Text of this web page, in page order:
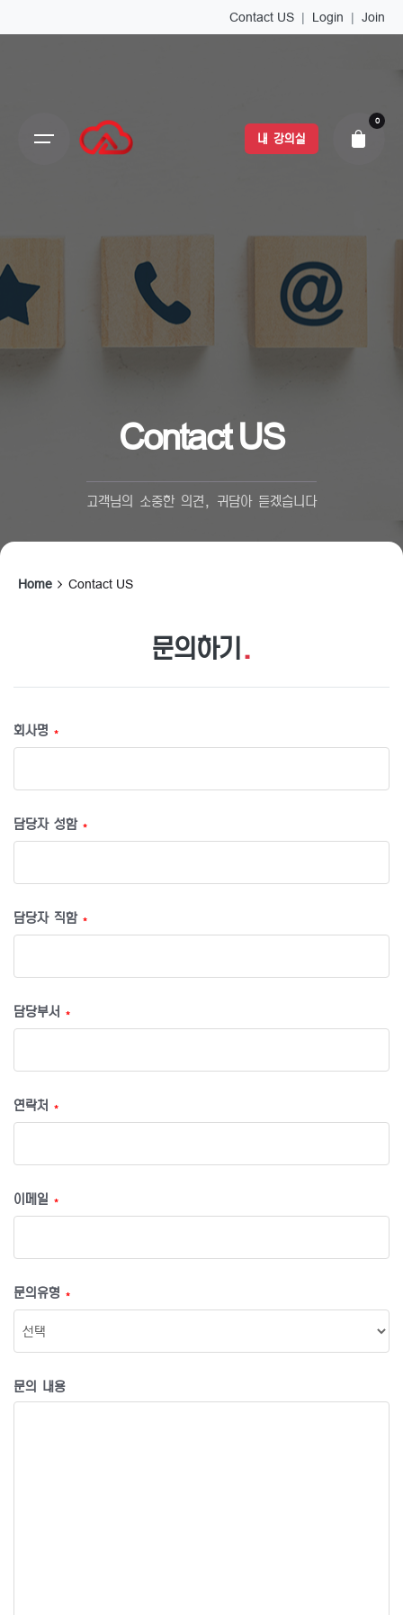
Join
|
Login
|
Contact US
내 강의실
0
Contact US
고객님의 소중한 의견, 귀담아 듣겠습니다
Home Contact US
문의하기 .
회사명 *
담당자 성함 *
담당자 직함 *
담당부서 *
연락처 *
이메일 *
문의유형 *
문의 내용